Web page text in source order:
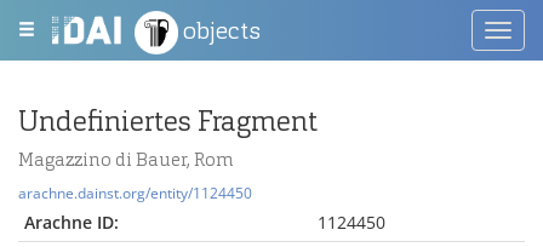
objects
Undefiniertes Fragment
Magazzino di Bauer, Rom
arachne.dainst.org/entity/1124450
Arachne ID:
1124450